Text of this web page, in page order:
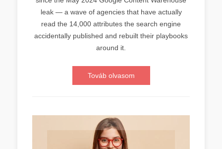
leak — a wave of agencies that have actually
read the 14,000 attributes the search engine
accidentally published and rebuilt their playbooks
around it.
Továb olvasom